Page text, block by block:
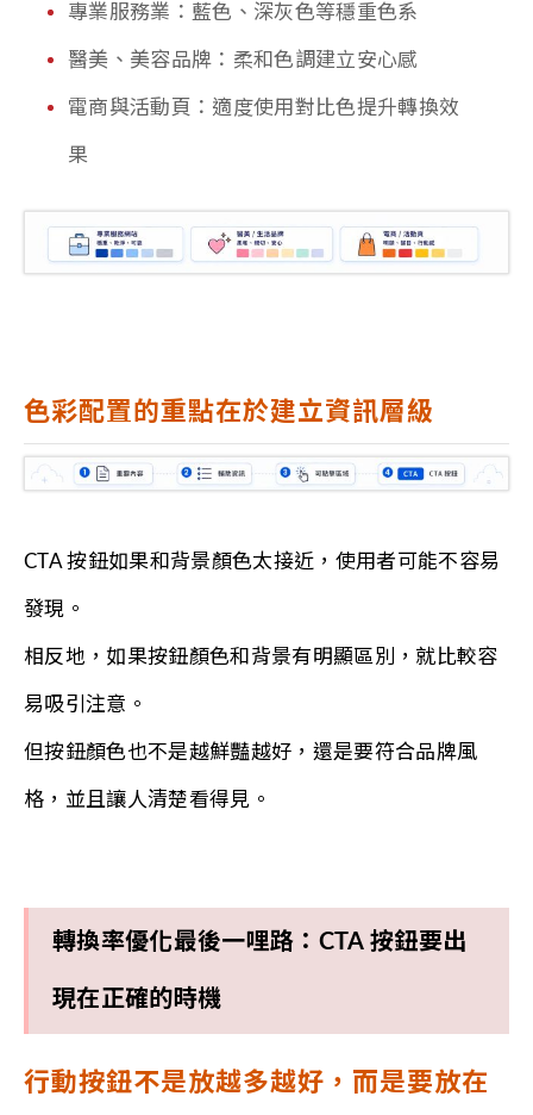
專業服務業：藍色、深灰色等穩重色系
醫美、美容品牌：柔和色調建立安心感
電商與活動頁：適度使用對比色提升轉換效
果
色彩配置的重點在於建立資訊層級
CTA 按鈕如果和背景顏色太接近，使用者可能不容易
發現。
相反地，如果按鈕顏色和背景有明顯區別，就比較容
易吸引注意。
但按鈕顏色也不是越鮮豔越好，還是要符合品牌風
格，並且讓人清楚看得見。
轉換率優化最後一哩路：CTA 按鈕要出
現在正確的時機
行動按鈕不是放越多越好，而是要放在